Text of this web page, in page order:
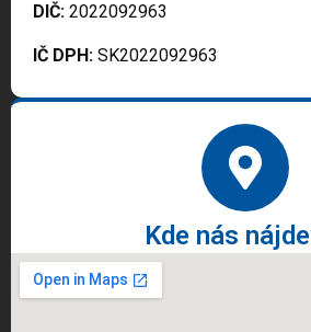
DIČ: 2022092963
IČ DPH: SK2022092963
Kde nás